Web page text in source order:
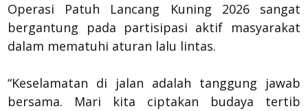
Operasi Patuh Lancang Kuning 2026 sangat
bergantung pada partisipasi aktif masyarakat
dalam mematuhi aturan lalu lintas.
“Keselamatan di jalan adalah tanggung jawab
bersama. Mari kita ciptakan budaya tertib